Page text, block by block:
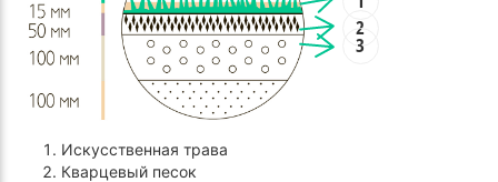
2
3
Искусственная трава
Кварцевый песок